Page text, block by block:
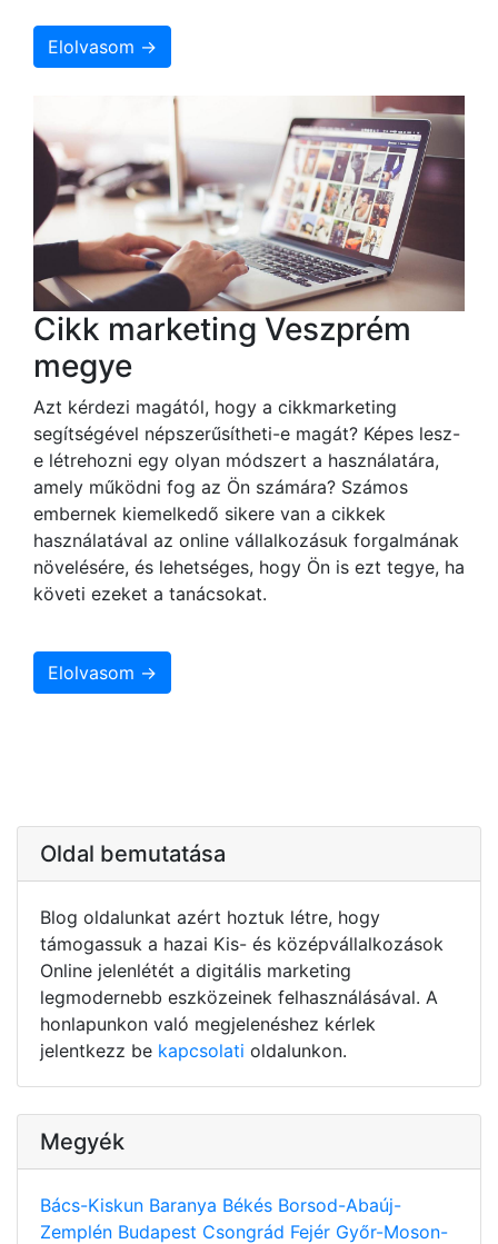
Elolvasom →
Cikk marketing Veszprém
megye
Azt kérdezi magától, hogy a cikkmarketing
segítségével népszerűsítheti-e magát? Képes lesz-
e létrehozni egy olyan módszert a használatára,
amely működni fog az Ön számára? Számos
embernek kiemelkedő sikere van a cikkek
használatával az online vállalkozásuk forgalmának
növelésére, és lehetséges, hogy Ön is ezt tegye, ha
követi ezeket a tanácsokat.
Elolvasom →
Oldal bemutatása
Blog oldalunkat azért hoztuk létre, hogy
támogassuk a hazai Kis- és középvállalkozások
Online jelenlétét a digitális marketing
legmodernebb eszközeinek felhasználásával. A
honlapunkon való megjelenéshez kérlek
jelentkezz be kapcsolati oldalunkon.
Megyék
Bács-Kiskun Baranya Békés Borsod-Abaúj-
Zemplén Budapest Csongrád Fejér Győr-Moson-